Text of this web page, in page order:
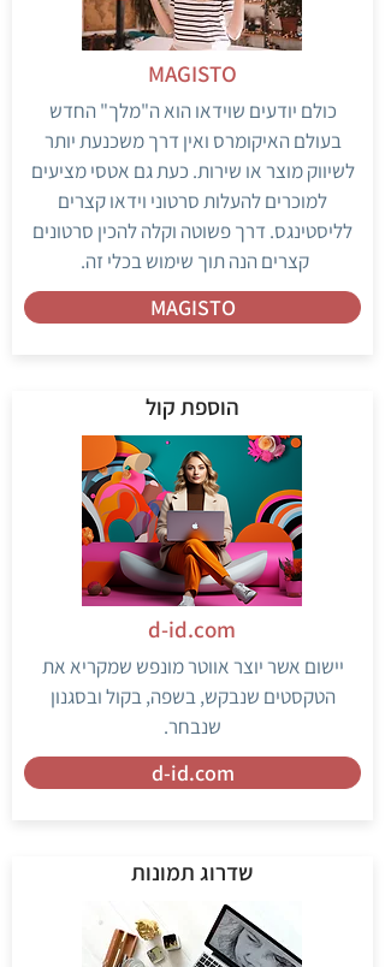
כולם יודעים שוידאו הוא ה"מלך" החדש
בעולם האיקומרס ואין דרך משכנעת יותר
לשיווק מוצר או שירות. כעת גם אטסי מציעים
למוכרים להעלות סרטוני וידאו קצרים
לליסטינגס. דרך פשוטה וקלה להכין סרטונים
קצרים הנה תוך שימוש בכלי זה.
MAGISTO
MAGISTO
הוספת קול
יישום אשר יוצר אווטר מונפש שמקריא את
הטקסטים שנבקש, בשפה, בקול ובסגנון
שנבחר.
d-id.com
d-id.com
שדרוג תמונות